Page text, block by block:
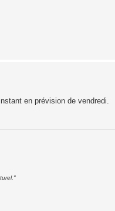
en prévision de vendredi.